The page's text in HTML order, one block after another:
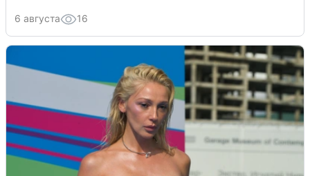
6 августа 16